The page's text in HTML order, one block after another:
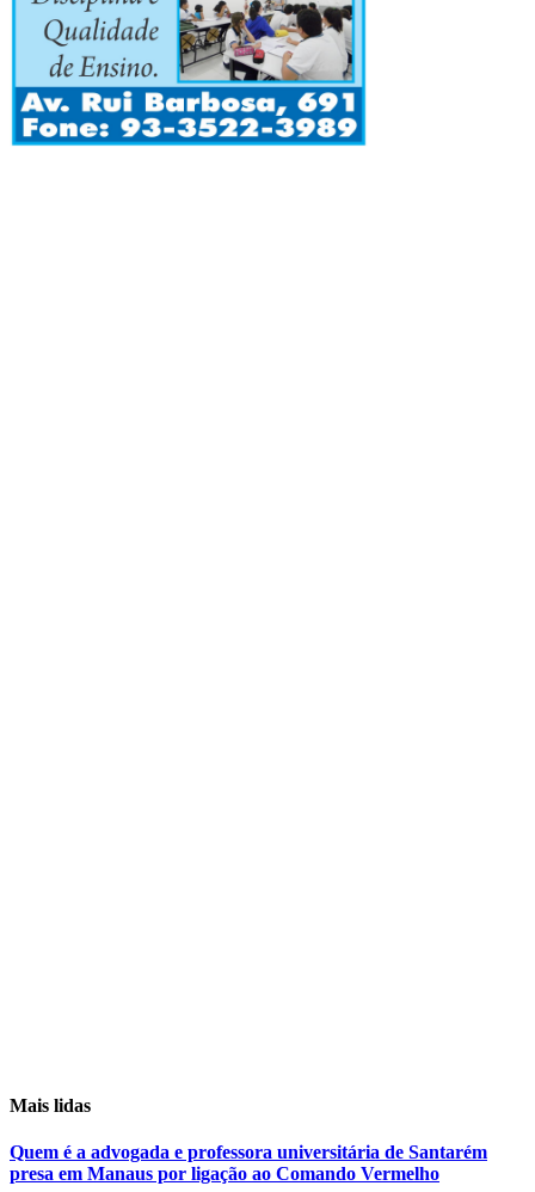
Mais lidas
Quem é a advogada e professora universitária de Santarém
presa em Manaus por ligação ao Comando Vermelho